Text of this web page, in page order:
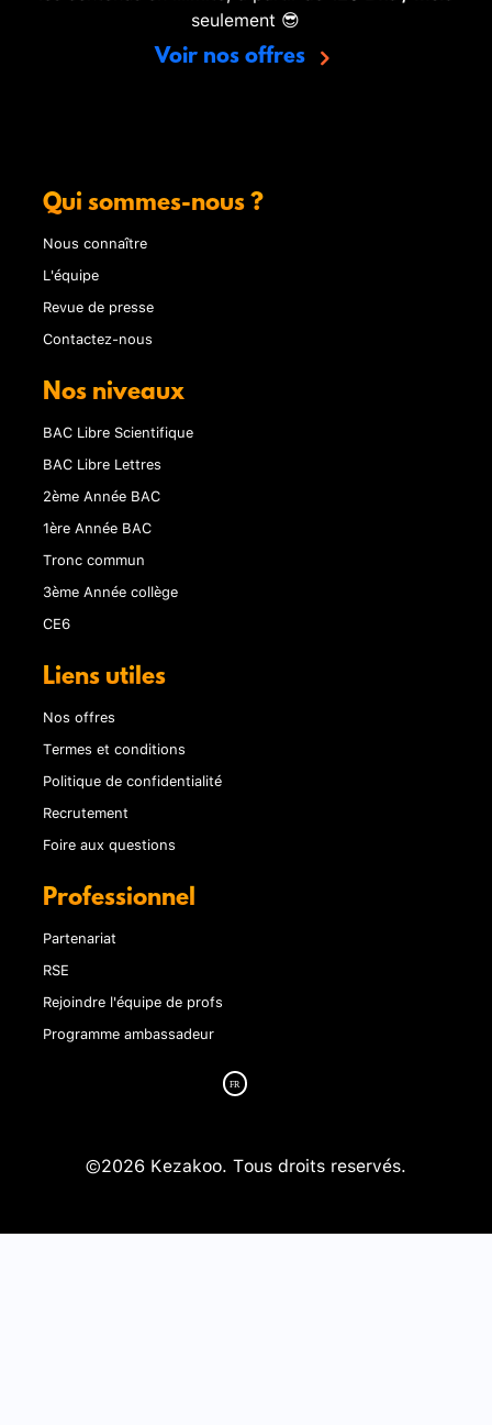
seulement 😎
Voir nos offres
Qui sommes-nous ?
Nous connaître
L'équipe
Revue de presse
Contactez-nous
Nos niveaux
BAC Libre Scientifique
BAC Libre Lettres
2ème Année BAC
1ère Année BAC
Tronc commun
3ème Année collège
CE6
Liens utiles
Nos offres
Termes et conditions
Politique de confidentialité
Recrutement
Foire aux questions
Professionnel
Partenariat
RSE
Rejoindre l'équipe de profs
Programme ambassadeur
©2026 Kezakoo. Tous droits reservés.